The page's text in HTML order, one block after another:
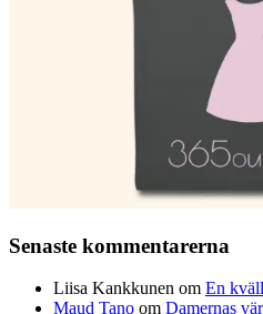
Senaste kommentarerna
Liisa Kankkunen om En
Maud Tano om Damernas